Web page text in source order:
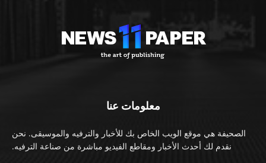
معلومات عنا
الصحيفة هي موقع الويب الخاص بك للأخبار والترفيه والموسيقى. نحن
نقدم لك أحدث الأخبار ومقاطع الفيديو مباشرة من صناعة الترفيه.